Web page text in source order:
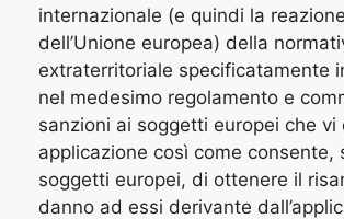
internazionale (e quindi la
dell’Unione europea) della
extraterritoriale specificatamente
nel medesimo regolamento e
sanzioni ai soggetti europei che vi
applicazione così come consente,
soggetti europei, di ottenere il
danno ad essi derivante